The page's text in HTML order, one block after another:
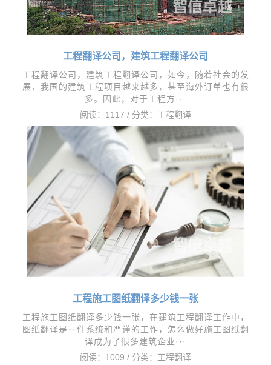
工程翻译公司，建筑工程翻译公司
工程翻译公司，建筑工程翻译公司，如今，随着社会的发
展，我国的建筑工程项目越来越多，甚至海外订单也有很
多。因此，对于工程方···
阅读：1117 / 分类： 工程翻译
工程施工图纸翻译多少钱一张
工程施工图纸翻译多少钱一张，在建筑工程翻译工作中，
图纸翻译是一件系统和严谨的工作，怎么做好施工图纸翻
译成为了很多建筑企业···
阅读：1009 / 分类： 工程翻译